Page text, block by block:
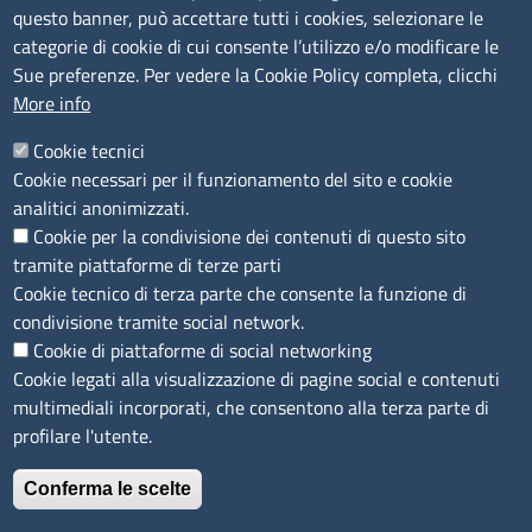
Peccciaa@pec.frlt.camcom.it
Ufficio relazioni con il pubblico
Codice Fiscale e Partita Iva: 02957560598
Codice univoco ufficio fatt.elettronica: 1TOEDU
Seguici su
Sito web
Accesso riservato
Mappa del sito
Feedback accessibilità
questo banner, può accettare tutti i cookies, selezionare le
categorie di cookie di cui consente l’utilizzo e/o modificare le
Sue preferenze. Per vedere la Cookie Policy completa, clicchi
More info
Cookie tecnici
Cookie necessari per il funzionamento del sito e cookie
analitici anonimizzati.
Cookie per la condivisione dei contenuti di questo sito
tramite piattaforme di terze parti
Cookie tecnico di terza parte che consente la funzione di
condivisione tramite social network.
Cookie di piattaforme di social networking
Cookie legati alla visualizzazione di pagine social e contenuti
multimediali incorporati, che consentono alla terza parte di
profilare l'utente.
Conferma le scelte